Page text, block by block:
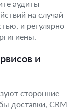
аудиты
на случай
и регулярно
и
сторонние
доставки, CRM-